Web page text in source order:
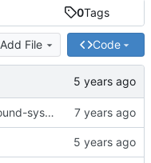
0Tags
Add File Code
integration du sound-system